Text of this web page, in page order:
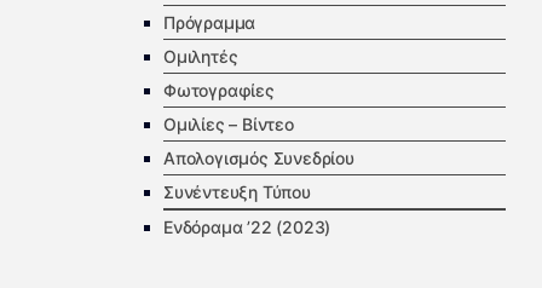
Πρόγραμμα
Ομιλητές
Φωτογραφίες
Ομιλίες – Βίντεο
Απολογισμός Συνεδρίου
Συνέντευξη Τύπου
Ενδόραμα ’22 (2023)